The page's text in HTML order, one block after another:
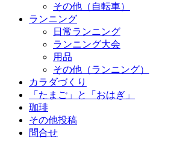
その他（自転車）
ランニング
日常ランニング
ランニング大会
用品
その他（ランニング）
カラダづくり
「たまご」と「おはぎ」
珈琲
その他投稿
問合せ